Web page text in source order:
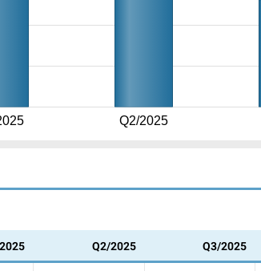
Q2/2025
Q3/2025
Q2/2025